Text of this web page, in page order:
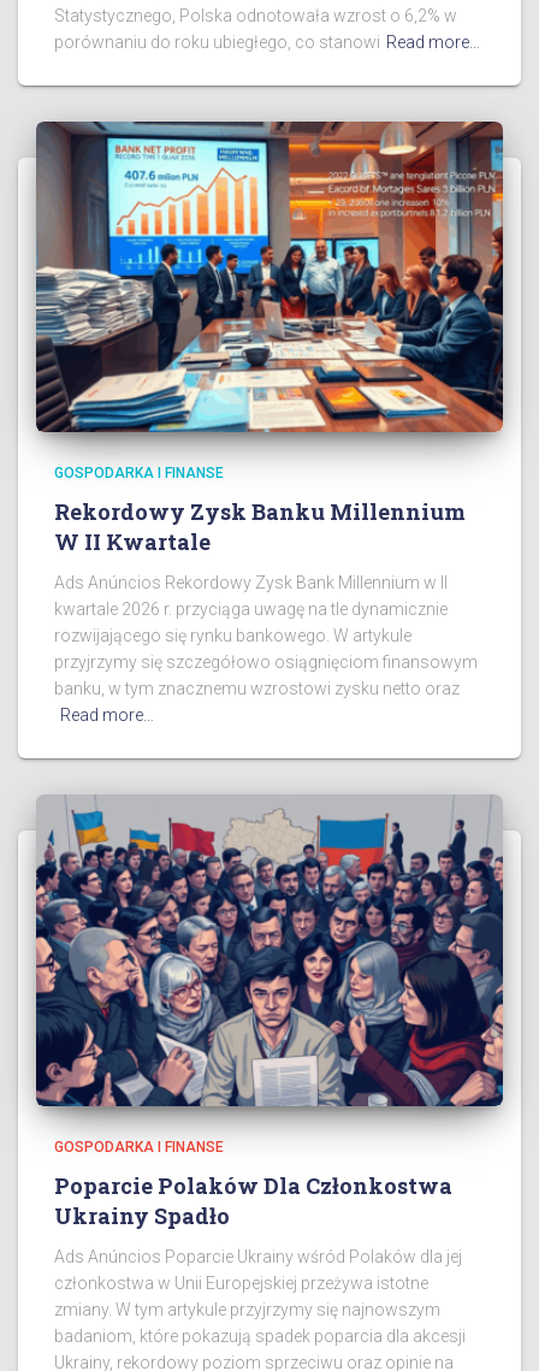
Statystycznego, Polska odnotowała wzrost o 6,2% w
porównaniu do roku ubiegłego, co stanowi Read more…
GOSPODARKA I FINANSE
Rekordowy Zysk Banku Millennium
W II Kwartale
Ads Anúncios Rekordowy Zysk Bank Millennium w II
kwartale 2026 r. przyciąga uwagę na tle dynamicznie
rozwijającego się rynku bankowego. W artykule
przyjrzymy się szczegółowo osiągnięciom finansowym
banku, w tym znacznemu wzrostowi zysku netto oraz
Read more…
GOSPODARKA I FINANSE
Poparcie Polaków Dla Członkostwa
Ukrainy Spadło
Ads Anúncios Poparcie Ukrainy wśród Polaków dla jej
członkostwa w Unii Europejskiej przeżywa istotne
zmiany. W tym artykule przyjrzymy się najnowszym
badaniom, które pokazują spadek poparcia dla akcesji
Ukrainy, rekordowy poziom sprzeciwu oraz opinie na